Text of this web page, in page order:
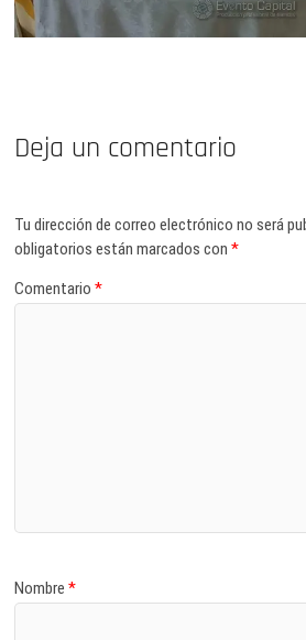
Deja un comentario
Tu dirección de correo electrónico no será
obligatorios están marcados con*
Comentario*
Nombre*